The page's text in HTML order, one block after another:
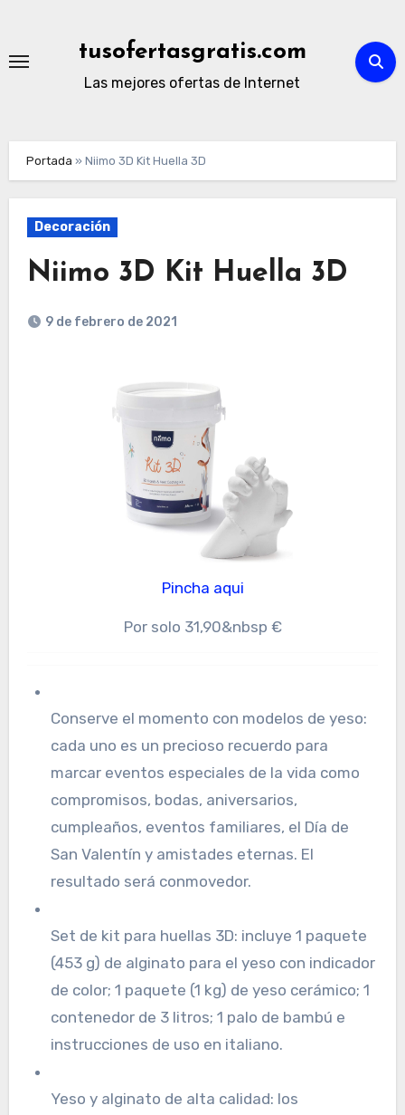
contenido
tusofertasgratis.com
Las mejores ofertas de Internet
Portada »Niimo 3D Kit Huella 3D
Decoración
Niimo 3D Kit Huella 3D
9 de febrero de 2021
Pincha aqui
Por solo 31,90&nbsp €
Conserve el momento con modelos de yeso:
cada uno es un precioso recuerdo para
marcar eventos especiales de la vida como
compromisos, bodas, aniversarios,
cumpleaños, eventos familiares, el Día de
San Valentín y amistades eternas. El
resultado será conmovedor.
Set de kit para huellas 3D: incluye 1 paquete
(453 g) de alginato para el yeso con indicador
de color; 1 paquete (1 kg) de yeso cerámico; 1
contenedor de 3 litros; 1 palo de bambú e
instrucciones de uso en italiano.
Yeso y alginato de alta calidad: los